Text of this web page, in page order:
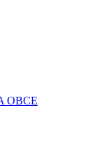
OBCE